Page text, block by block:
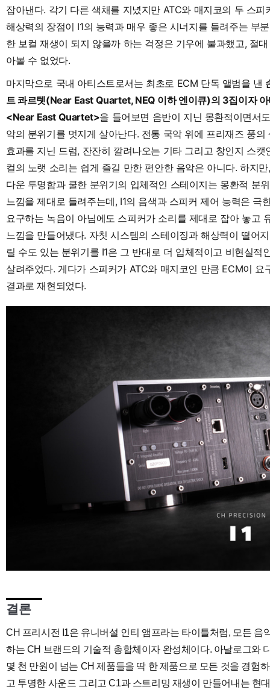
잡아낸다. 각기 다른 색채를 지녔지만 ATC와 매지코의 두 스피
해상력의 장점이 I1의 능력과 매우 좋은 시너지를 들려주는 부
한 보컬 재생이 되지 않을까 하는 걱정은 기우에 불과했고, 절
아볼 수 없었다.
마지막으로 국내 아티스트로서는 최초로 ECM 단독 앨범을 낸
트 콰르텟(Near East Quartet, NEQ 이하 엔이큐)의 3집이자
<Near East Quartet>을 들어보면 음반이 지닌 몽환적이면서
악의 분위기를 멋지게 살아난다. 전통 국악 위에 프리재즈 풍의
효과를 지닌 드럼, 잔잔히 깔려나오는 기타 그리고 창인지 스캣
컬의 노랫 소리는 쉽게 즐길 만한 편안한 음악은 아니다. 하지
다운 투명함과 쿨한 분위기의 입체적인 스테이지는 몽환적 분
느낌을 제대로 들려주는데, I1의 음색과 스피커 제어 능력은 극
요구하는 녹음이 아님에도 스피커가 소리를 제대로 잡아 놓고
느낌을 만들어냈다. 자칫 시스템의 스테이징과 해상력이 떨어
릴 수도 있는 분위기를 I1은 그 반대로 더 입체적이고 비현실
살려주었다. 게다가 스피커가 ATC와 매지코인 만큼 ECM이
결과로 재현되었다.
결론
CH 프리시전 I1은 유니버설 인티 앰프라는 타이틀처럼, 모든
하는 CH 브랜드의 기술적 총합체이자 완성체이다. 아날로그와
몇 천 만원이 넘는 CH 제품들을 딱 한 제품으로 모든 것을 경험
고 투명한 사운드 그리고 C1과 스트리밍 재생이 만들어내는 현